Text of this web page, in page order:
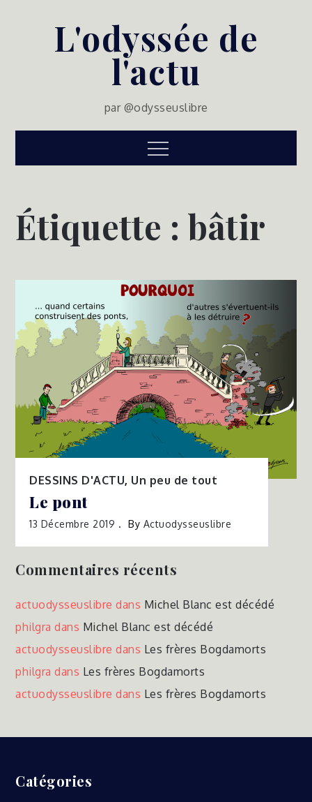
L'odyssée de
l'actu
par @odysseuslibre
Menu
Étiquette :bâtir
DESSINS D'ACTU, Un peu de tout
Le pont
13 Décembre 2019 By Actuodysseuslibre
Commentaires récents
actuodysseuslibre dans Michel Blanc est décédé
philgra dans Michel Blanc est décédé
actuodysseuslibre dans Les frères Bogdamorts
philgra dans Les frères Bogdamorts
actuodysseuslibre dans Les frères Bogdamorts
Catégories